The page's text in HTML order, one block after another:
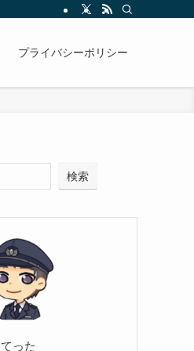
プライバシーポリシー
検索
てった